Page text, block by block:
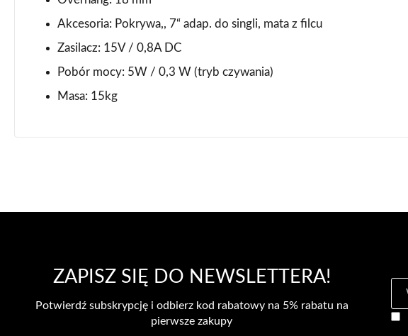
Akcesoria: Pokrywa,, 7“ adap. do singli, mata z filcu
Zasilacz: 15V / 0,8A DC
Pobór mocy: 5W / 0,3 W (tryb czywania)
Masa: 15kg
ZAPISZ SIĘ DO NEWSLETTERA!
Potwierdź subskrypcję i odbierz kod rabatowy na 5% rabatu na
pierwsze zakupy
b